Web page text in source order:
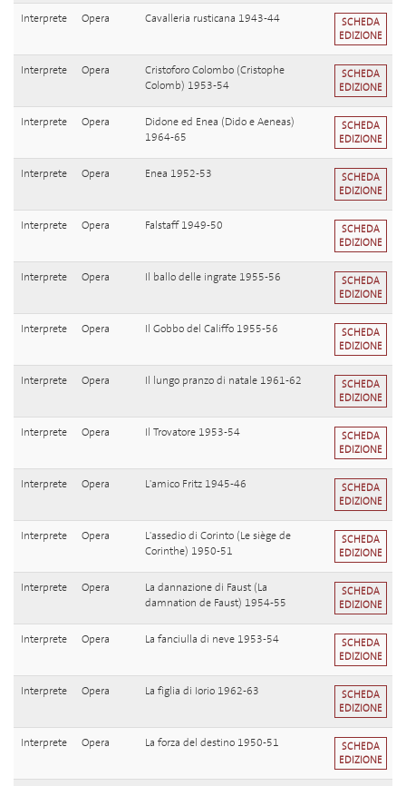
Interprete Opera Cavalleria rusticana 1943-44
SCHEDA
EDIZIONE
Interprete Opera
Cristoforo Colombo (Cristophe
Colomb) 1953-54
SCHEDA
EDIZIONE
Interprete Opera
Didone ed Enea (Dido e Aeneas)
1964-65
SCHEDA
EDIZIONE
Interprete Opera Enea 1952-53
SCHEDA
EDIZIONE
Interprete Opera Falstaff 1949-50
SCHEDA
EDIZIONE
Interprete Opera Il ballo delle ingrate 1955-56
SCHEDA
EDIZIONE
Interprete Opera Il Gobbo del Califfo 1955-56
SCHEDA
EDIZIONE
Interprete Opera Il lungo pranzo di natale 1961-62
SCHEDA
EDIZIONE
Interprete Opera Il Trovatore 1953-54
SCHEDA
EDIZIONE
Interprete Opera L'amico Fritz 1945-46
SCHEDA
EDIZIONE
Interprete Opera
L'assedio di Corinto (Le siège de
Corinthe) 1950-51
SCHEDA
EDIZIONE
Interprete Opera
La dannazione di Faust (La
damnation de Faust) 1954-55
SCHEDA
EDIZIONE
Interprete Opera La fanciulla di neve 1953-54
SCHEDA
EDIZIONE
Interprete Opera La figlia di Iorio 1962-63
SCHEDA
EDIZIONE
Interprete Opera La forza del destino 1950-51
SCHEDA
EDIZIONE